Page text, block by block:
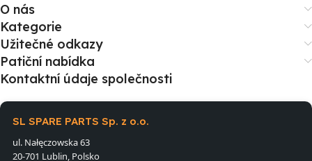
O nás
Kategorie
Užitečné odkazy
Patiční nabídka
Kontaktní údaje společnosti
SL SPARE PARTS Sp. z o.o.
ul. Nałęczowska 63
20-701 Lublin, Polsko